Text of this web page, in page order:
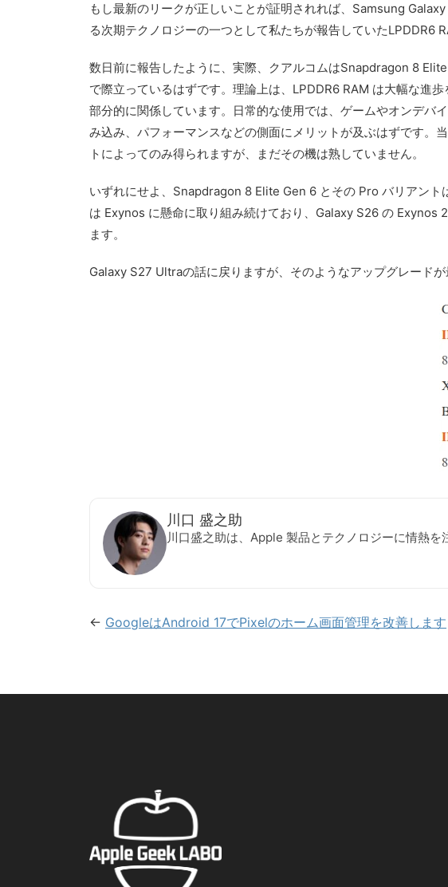
もし最新のリークが正しいことが証明されれば、Samsung
る次期テクノロジーの一つとして私たちが報告していたLPDDR6
数日前に報告したように、実際、クアルコムはSnapdragon 8
で際立っているはずです。理論上は、LPDDR6 RAM は大幅な進
部分的に関係しています。日常的な使用では、ゲームやオンデバ
み込み、パフォーマンスなどの側面にメリットが及ぶはずです。
トによってのみ得られますが、まだその機は熟していません。
いずれにせよ、Snapdragon 8 Elite Gen 6 とその Pro バリアン
は Exynos に懸命に取り組み続けており、Galaxy S26 の
ます。
Galaxy S27 Ultraの話に戻りますが、そのようなアップグレード
川口 盛之助
川口盛之助は、Apple 製品とテクノロジーに情熱を
← GoogleはAndroid 17でPixelのホーム画面管理を改善します